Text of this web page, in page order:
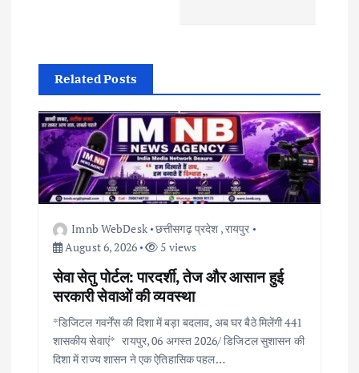
g
a
t
Related Posts
Imnb WebDesk छत्तीसगढ़ प्रदेश ,रायपुर
August 6, 2026
5 views
सेवा सेतु पोर्टल: पारदर्शी, तेज और आसान हुई
सरकारी सेवाओं की व्यवस्था
*डिजिटल गवर्नेंस की दिशा में बड़ा बदलाव, अब घर बैठे मिलेंगी 441
शासकीय सेवाएं* रायपुर, 06 अगस्त 2026/ डिजिटल सुशासन की
दिशा में राज्य शासन ने एक ऐतिहासिक पहल…